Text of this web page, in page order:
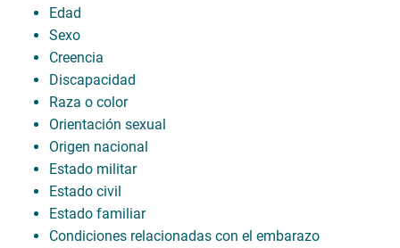
Edad
Sexo
Creencia
Discapacidad
Raza o color
Orientación sexual
Origen nacional
Estado militar
Estado civil
Estado familiar
Condiciones relacionadas con el embarazo